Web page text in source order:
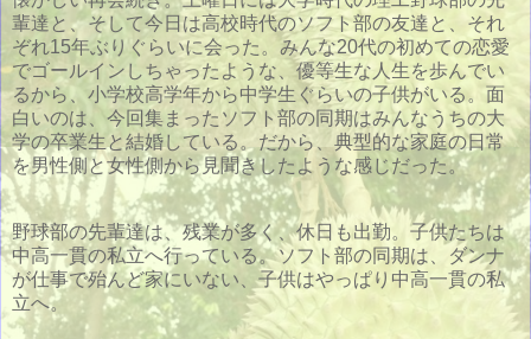
輩達と、そして今日は高校時代のソフト部の友達と、それ
ぞれ15年ぶりぐらいに会った。みんな20代の初めての恋愛
でゴールインしちゃったような、優等生な人生を歩んでい
るから、小学校高学年から中学生ぐらいの子供がいる。面
白いのは、今回集まったソフト部の同期はみんなうちの大
学の卒業生と結婚している。だから、典型的な家庭の日常
を男性側と女性側から見聞きしたような感じだった。
野球部の先輩達は、残業が多く、休日も出勤。子供たちは
中高一貫の私立へ行っている。ソフト部の同期は、ダンナ
が仕事で殆んど家にいない、子供はやっぱり中高一貫の私
立へ。